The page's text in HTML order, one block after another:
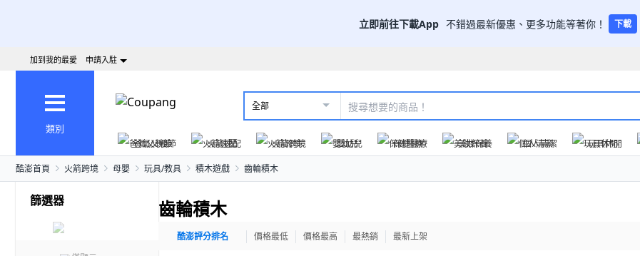
立即前往下載App 不錯過最新優惠、更多功能等著你！ 下載
加到我的最愛 申請入駐
類別
全部
爸氣父親節
火箭速配 火箭跨境 嬰幼兒 保健醫療 美妝保養 個人清潔 玩具休閒
酷澎首頁 火箭跨境 母嬰 玩具/教具 積木遊戲 齒輪積木
篩選器 齒輪積木
酷澎評分排名 價格最低 價格最高 最熱銷 最新上架